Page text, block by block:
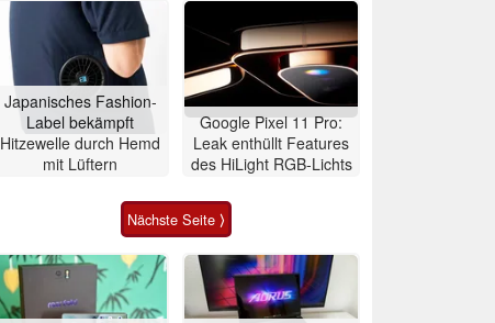
Japanisches Fashion-
Label bekämpft
Hitzewelle durch Hemd
mit Lüftern
Google Pixel 11 Pro:
Leak enthüllt Features
des HiLight RGB-Lichts
Nächste Seite ⟩